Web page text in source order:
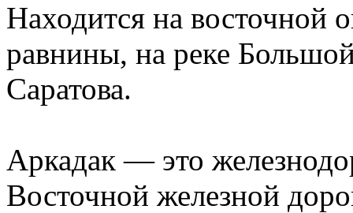
Находится на восточной
равнины, на реке
Саратова.
Аркадак — это
Восточной железной